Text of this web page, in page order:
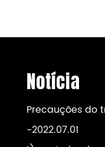
Notícia
Precauções do
-2022.07.01